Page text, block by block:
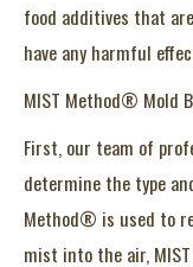
food additives that
have any harmful
MIST Method® Mold
First, our team of
determine the type
Method® is used to
mist into the air,